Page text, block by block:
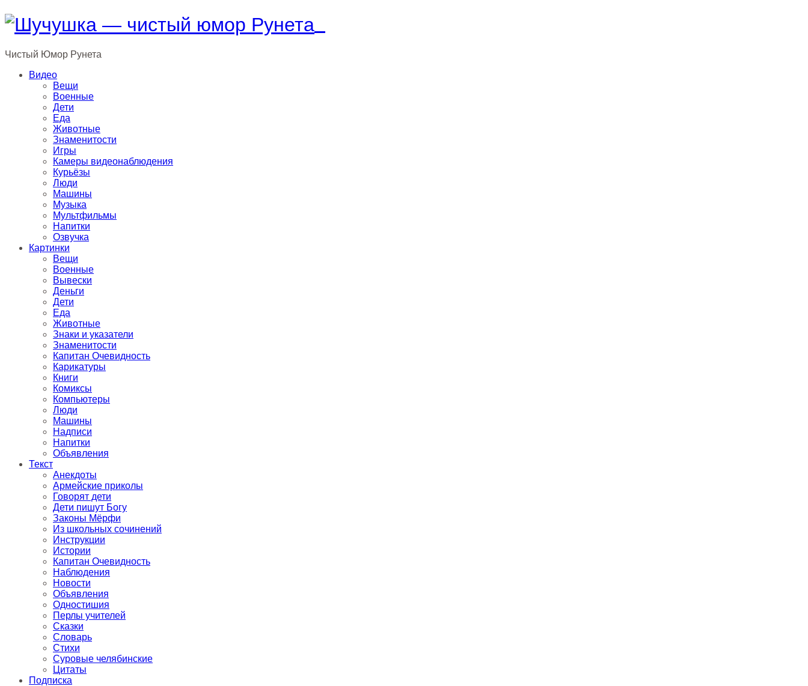
Чистый Юмор Рунета
Видео
Вещи
Военные
Дети
Еда
Животные
Знаменитости
Игры
Камеры видеонаблюдения
Курьёзы
Люди
Машины
Музыка
Мультфильмы
Напитки
Озвучка
Картинки
Вещи
Военные
Вывески
Деньги
Дети
Еда
Животные
Знаки и указатели
Знаменитости
Капитан Очевидность
Карикатуры
Книги
Комиксы
Компьютеры
Люди
Машины
Надписи
Напитки
Объявления
Текст
Анекдоты
Армейские приколы
Говорят дети
Дети пишут Богу
Законы Мёрфи
Из школьных сочинений
Инструкции
Истории
Капитан Очевидность
Наблюдения
Новости
Объявления
Одностишия
Перлы учителей
Сказки
Словарь
Стихи
Суровые челябинские
Цитаты
Подписка